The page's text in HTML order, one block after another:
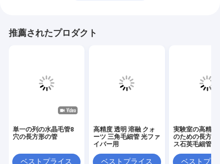
推薦されたプロダクト
単一の列の水晶毛管8
穴の長方形の管
ベストプライス
高精度 透明 溶融 クォ
ーツ 三角毛細管 光ファ
イバー用
ベストプライス
実験室の高精度
のための長方形
ス石英毛細管
ベストプラ